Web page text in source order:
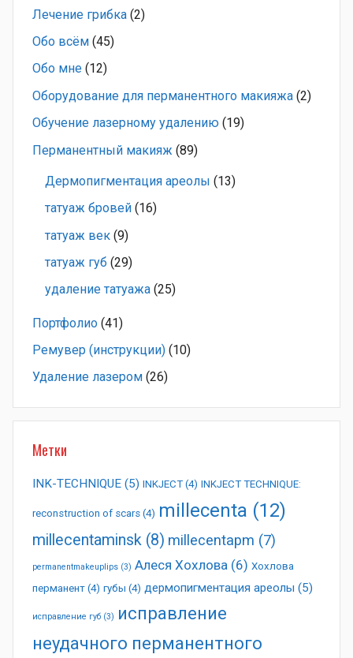
Лечение грибка (2)
Обо всём (45)
Обо мне (12)
Оборудование для перманентного макияжа (2)
Обучение лазерному удалению (19)
Перманентный макияж (89)
Дермопигментация ареолы (13)
татуаж бровей (16)
татуаж век (9)
татуаж губ (29)
удаление татуажа (25)
Портфолио (41)
Ремувер (инструкции) (10)
Удаление лазером (26)
Метки
INK-TECHNIQUE (5) INKJECT (4) INKJECT TECHNIQUE:
reconstruction of scars (4) millecenta (12)
millecentaminsk (8) millecentapm (7)
permanentmakeuplips (3) Алеся Хохлова (6) Хохлова
перманент (4) губы (4) дермопигментация ареолы (5)
исправление губ (3) исправление
неудачного перманентного